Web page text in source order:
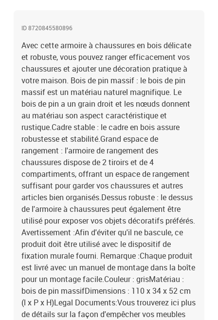
massifDimensions : 110 x 34 x 52 cm (l x P x H)Legal
d'empêcher vos meubles de basculer
ID 8720845580896
Avec cette armoire à chaussures en bois délicate
et robuste, vous pouvez ranger efficacement vos
chaussures et ajouter une décoration pratique à
votre maison. Bois de pin massif : le bois de pin
massif est un matériau naturel magnifique. Le
bois de pin a un grain droit et les nœuds donnent
au matériau son aspect caractéristique et
rustique.Cadre stable : le cadre en bois assure
robustesse et stabilité.Grand espace de
rangement : l'armoire de rangement des
chaussures dispose de 2 tiroirs et de 4
compartiments, offrant un espace de rangement
suffisant pour garder vos chaussures et autres
articles bien organisés.Dessus robuste : le dessus
de l'armoire à chaussures peut également être
utilisé pour exposer vos objets décoratifs préférés.
Avertissement :Afin d'éviter qu'il ne bascule, ce
produit doit être utilisé avec le dispositif de
fixation murale fourni. Remarque :Chaque produit
est livré avec un manuel de montage dans la boîte
pour un montage facile.Couleur : grisMatériau :
bois de pin massifDimensions : 110 x 34 x 52 cm
(l x P x H)Legal Documents:Vous trouverez ici plus
de détails sur la façon d'empêcher vos meubles